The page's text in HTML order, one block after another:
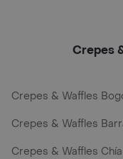
Crepes
Crepes & Waffles
Crepes & Waffles
Crepes & Waffles Chía